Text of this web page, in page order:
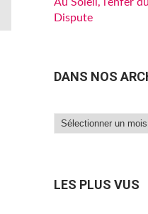
Dispute
DANS NOS
Dans
LES PLUS VUS